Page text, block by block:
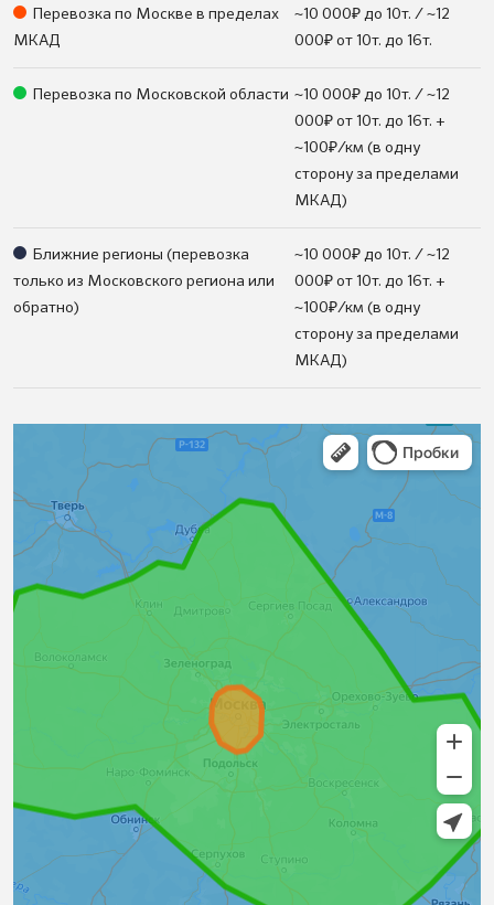
Перевозка по Москве в пределах
МКАД
~10 000₽ до 10т. / ~12
000₽ от 10т. до 16т.
Перевозка по Московской области ~10 000₽ до 10т. / ~12
000₽ от 10т. до 16т. +
~100₽/км (в одну
сторону за пределами
МКАД)
Ближние регионы (перевозка
только из Московского региона или
обратно)
~10 000₽ до 10т. / ~12
000₽ от 10т. до 16т. +
~100₽/км (в одну
сторону за пределами
МКАД)